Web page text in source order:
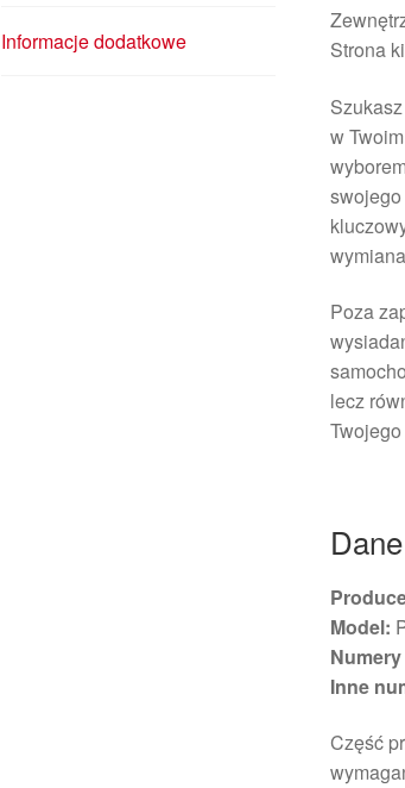
Informacje dodatkowe
Strona
w
Poza
lecz
Model:
Inne
Część